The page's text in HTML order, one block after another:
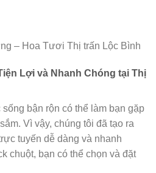
– Hoa Tươi Thị trấn Lộc Bình
Lợi và Nhanh Chóng tại Thị
bận rộn có thể làm bạn gặp
Vì vậy, chúng tôi đã tạo ra
tuyến dễ dàng và nhanh
chuột, bạn có thể chọn và đặt